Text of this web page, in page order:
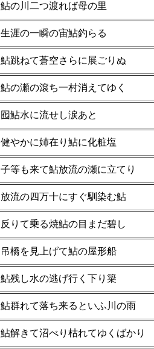
鮎の川二つ渡れば母の里
生涯の一瞬の宙鮎釣らる
鮎跳ねて蒼空さらに展ごりぬ
鮎の瀬の滾ち一村消えてゆく
囮鮎水に流せし涙あと
健やかに姉在り鮎に化粧塩
子等も来て鮎放流の瀬に立てり
放流の四万十にすぐ馴染む鮎
反りて乗る焼鮎の目まだ碧し
吊橋を見上げて鮎の屋形船
鮎残し水の逃げ行く下り簗
鮎群れて落ち来るといふ川の雨
鮎解きて沼べり枯れてゆくばかり